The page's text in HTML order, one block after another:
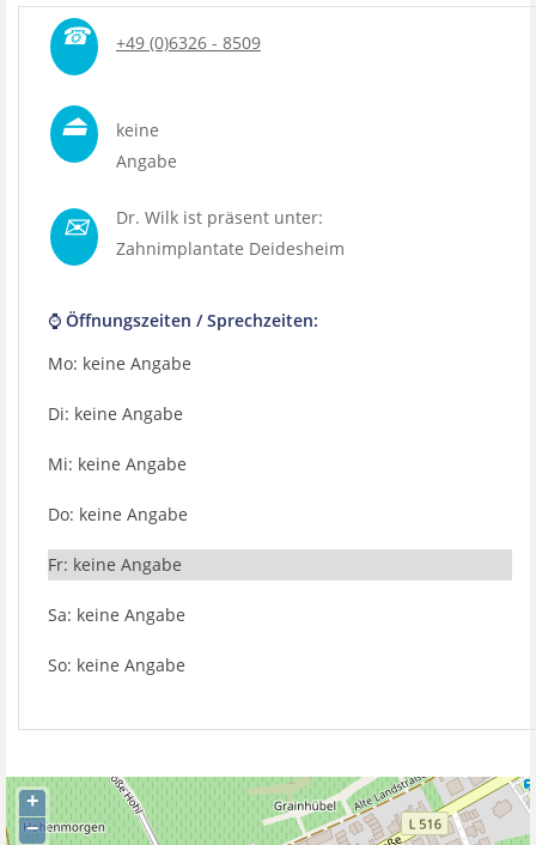
☎ +49 (0)6326 - 8509
⏏
keine
Angabe
✉
Dr. Wilk ist präsent unter:
Zahnimplantate Deidesheim
⌚ Öffnungszeiten / Sprechzeiten:
Mo: keine Angabe
Di: keine Angabe
Mi: keine Angabe
Do: keine Angabe
Fr: keine Angabe
Sa: keine Angabe
So: keine Angabe